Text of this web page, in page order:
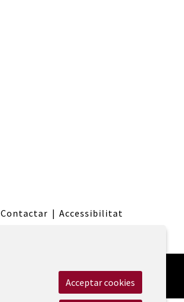
Contactar | Accessibilitat
Acceptar cookies